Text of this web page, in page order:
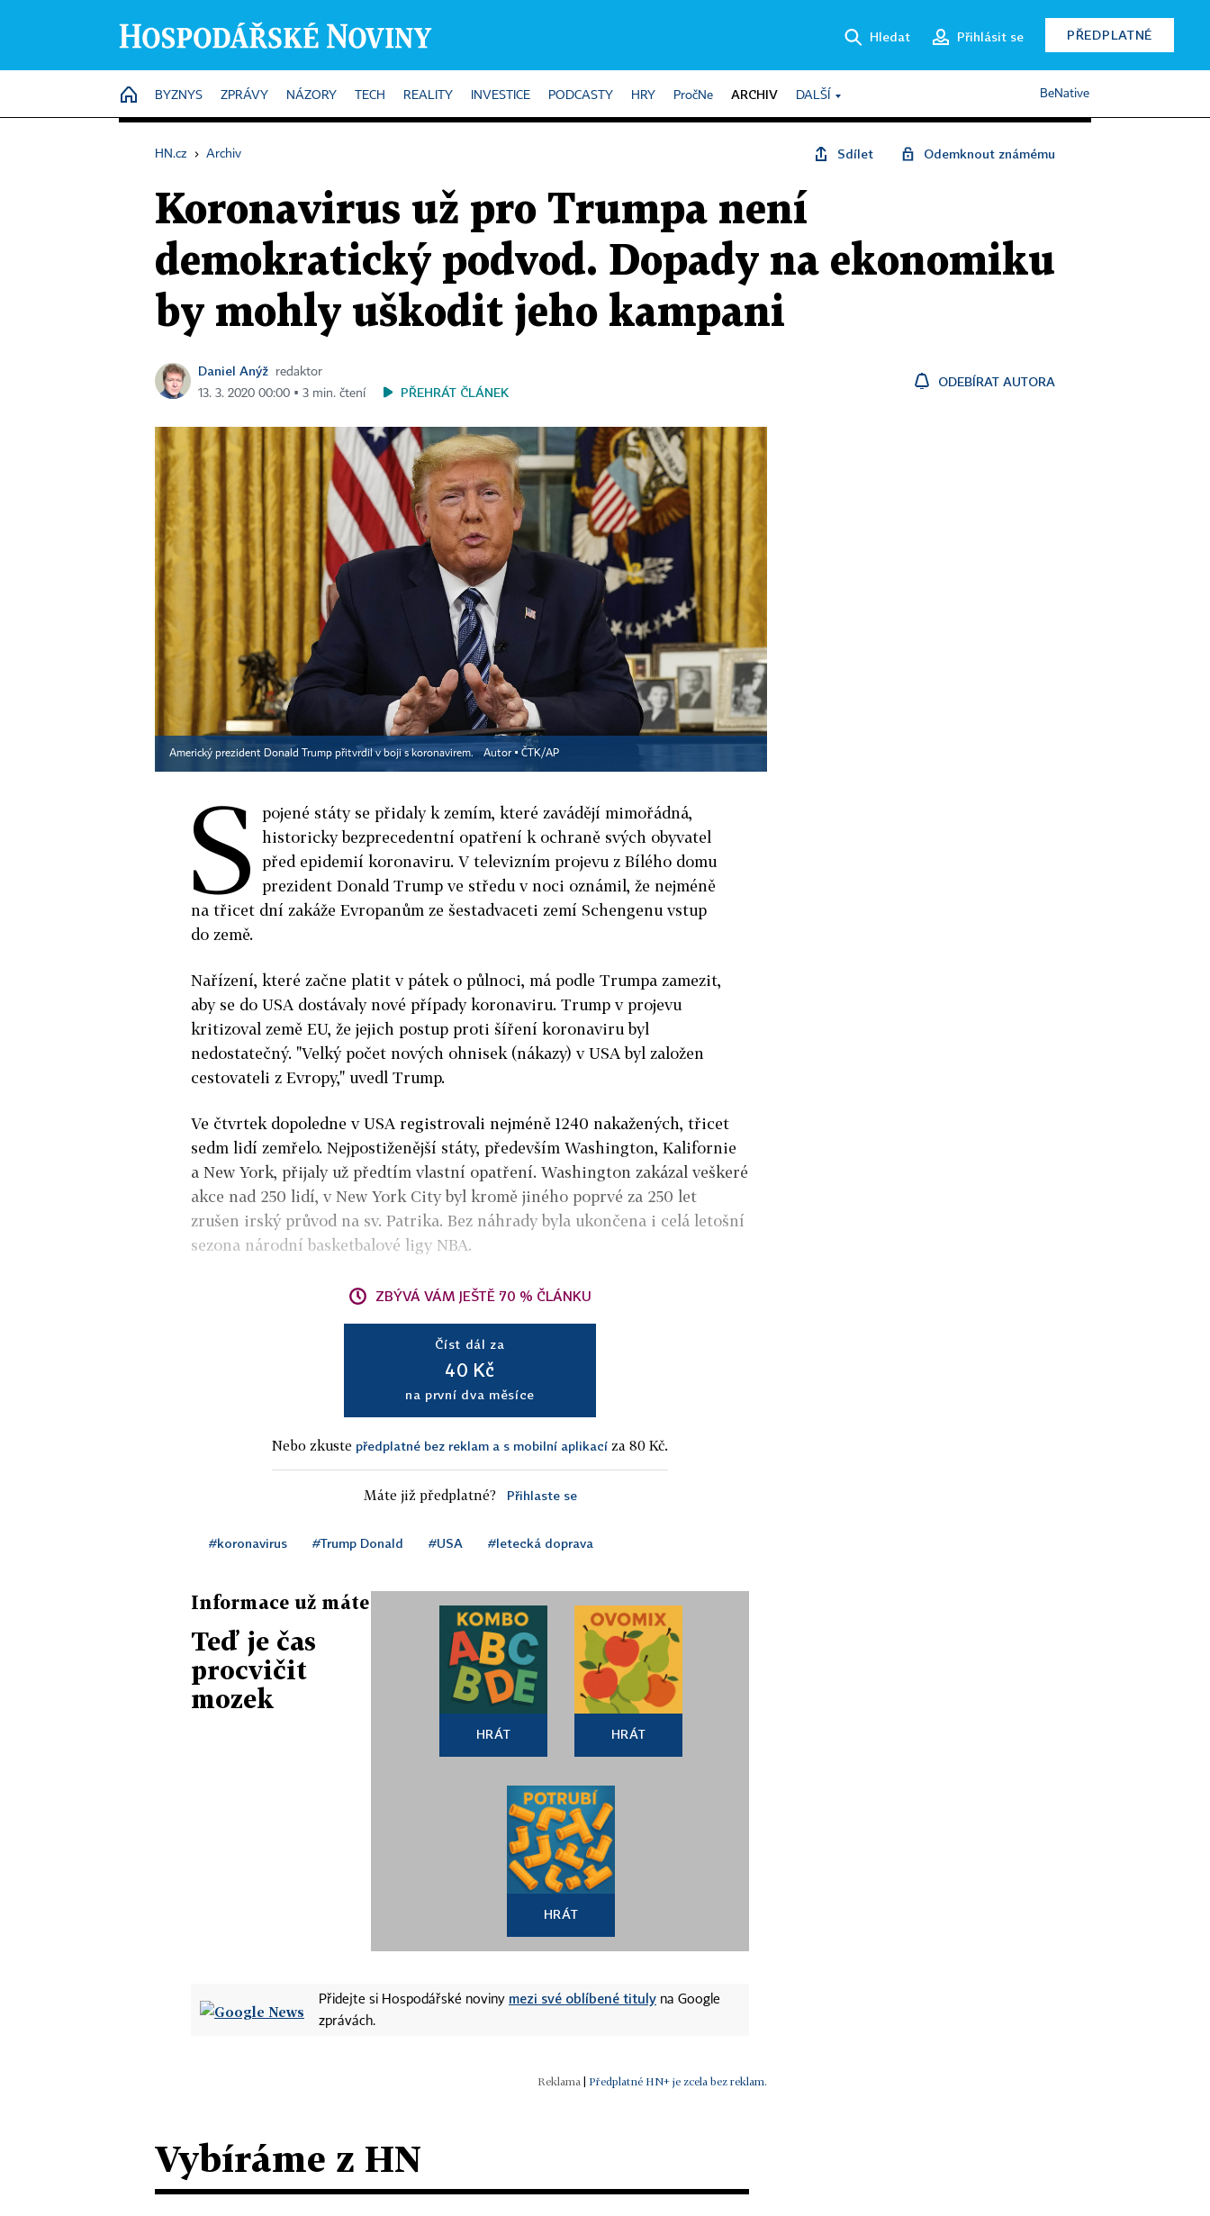
Hledat Přihlásit se PŘEDPLATNÉ
HOME
BYZNYS ZPRÁVY NÁZORY TECH REALITY INVESTICE PODCASTY HRY PročNe ARCHIV DALŠÍ BeNative
HN.cz › Archiv Sdílet Odemknout známému
Koronavirus už pro Trumpa není
demokratický podvod. Dopady na ekonomiku
by mohly uškodit jeho kampani
Daniel Anýž
redaktor
13. 3. 2020 00:00 ▪ 3 min. čtení
PŘEHRÁT ČLÁNEK
ODEBÍRAT AUTORA
Americký prezident Donald Trump přitvrdil v boji s koronavirem. Autor ▪ ČTK/AP
S
pojené státy se přidaly k zemím, které zavádějí mimořádná,
historicky bezprecedentní opatření k ochraně svých obyvatel
před epidemií koronaviru. V televizním projevu z Bílého domu
prezident Donald Trump ve středu v noci oznámil, že nejméně
na třicet dní zakáže Evropanům ze šestadvaceti zemí Schengenu vstup
do země.
Nařízení, které začne platit v pátek o půlnoci, má podle Trumpa zamezit,
aby se do USA dostávaly nové případy koronaviru. Trump v projevu
kritizoval země EU, že jejich postup proti šíření koronaviru byl
nedostatečný. "Velký počet nových ohnisek (nákazy) v USA byl založen
cestovateli z Evropy," uvedl Trump.
Ve čtvrtek dopoledne v USA registrovali nejméně 1240 nakažených, třicet
sedm lidí zemřelo. Nejpostiženější státy, především Washington, Kalifornie
a New York, přijaly už předtím vlastní opatření. Washington zakázal veškeré
akce nad 250 lidí, v New York City byl kromě jiného poprvé za 250 let
zrušen irský průvod na sv. Patrika. Bez náhrady byla ukončena i celá letošní
sezona národní basketbalové ligy NBA.
ZBÝVÁ VÁM JEŠTĚ 70 % ČLÁNKU
Číst dál za
40 Kč
na první dva měsíce
Nebo zkuste předplatné bez reklam a s mobilní aplikací za 80 Kč.
Máte již předplatné? Přihlaste se
#koronavirus #Trump Donald #USA #letecká doprava
Informace už máte
Teď je čas
procvičit
mozek
HRÁT HRÁT
HRÁT
Přidejte si Hospodářské noviny mezi své oblíbené tituly na Google
zprávách.
| Předplatné HN+ je zcela bez reklam.
Vybíráme z HN